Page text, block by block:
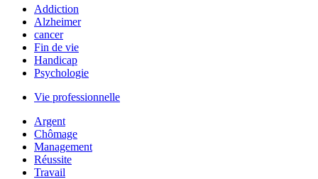
Addiction
Alzheimer
cancer
Fin de vie
Handicap
Psychologie
Vie professionnelle
Argent
Chômage
Management
Réussite
Travail